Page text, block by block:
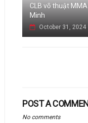
CLB võ thuật
Minh
October 31, 2024
POST A
No comments